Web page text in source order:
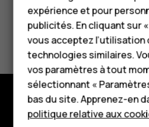
HMD Terra M
Pour les
Tablettes
Boutique
Mon compte
Avez-vous trouvé cela
Oui Non
Boutique
expérience et pour
publicités. En cliquant sur
vous acceptez l’utilisation
technologies similaires.
vos paramètres à tout
sélectionnant «
bas du site. Apprenez-en
politique relative aux